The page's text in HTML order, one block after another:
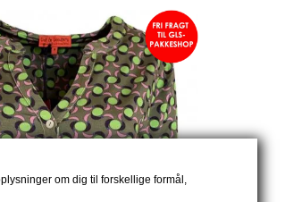
om dig til forskellige formål,